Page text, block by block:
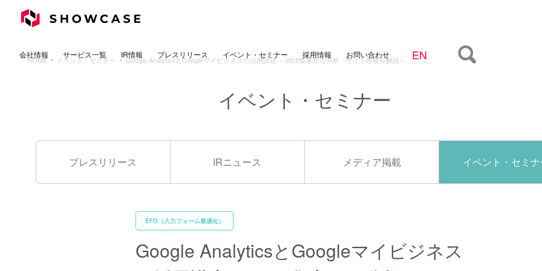
会社情報 サービス一覧 IR情報 プレスリリース イベント・セミナー 採用情報 お問い合わせ
イベント・セミナー
HOME イベント・セミナー Google AnalyticsとGoogleマイビジネスの活用講座 ～WEB集客から分析・サイト改善を解説～
プレスリリース IRニュース メディア掲載 イベント・セミ
EFO（入力フォーム最適化）
Google AnalyticsとGoogleマイビジネス